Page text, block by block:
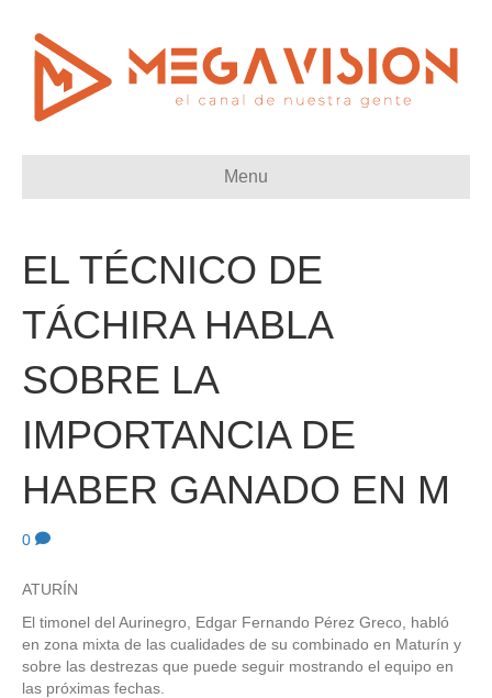
Menu
EL TÉCNICO DE
TÁCHIRA HABLA
SOBRE LA
IMPORTANCIA DE
HABER GANADO EN M
0
ATURÍN
El timonel del Aurinegro, Edgar Fernando Pérez Greco, habló
en zona mixta de las cualidades de su combinado en Maturín y
sobre las destrezas que puede seguir mostrando el equipo en
las próximas fechas.